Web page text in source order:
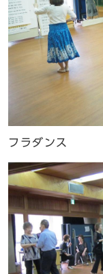
フラダンス